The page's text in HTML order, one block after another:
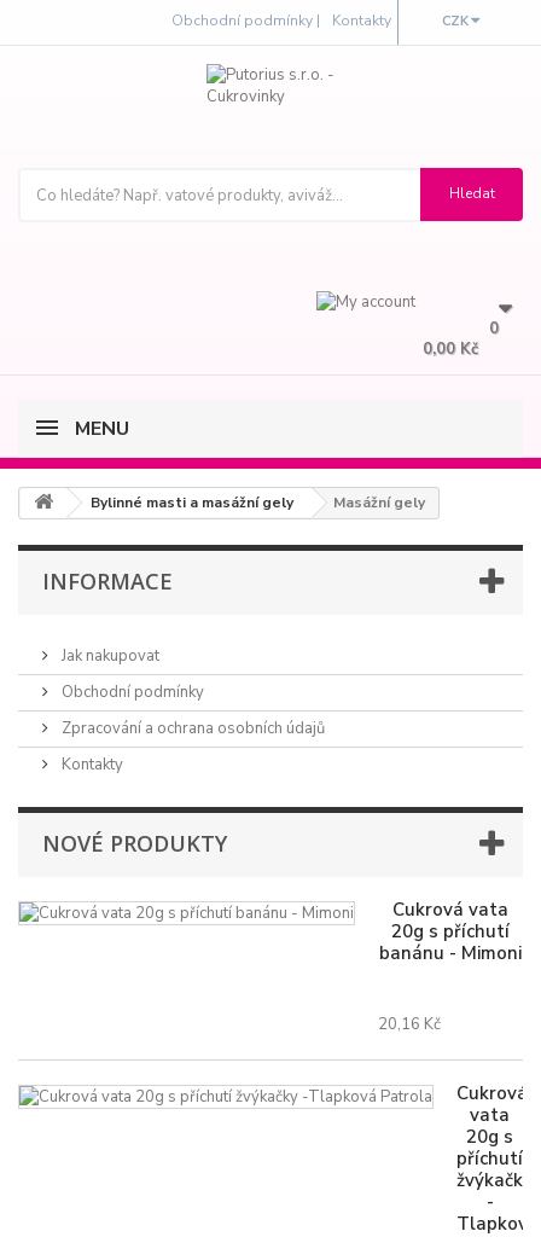
CZK
Kontakty
Obchodní podmínky |
0
0,00 Kč
MENU
Bylinné masti a masážní gely Masážní gely
INFORMACE
Jak nakupovat
Obchodní podmínky
Zpracování a ochrana osobních údajů
Kontakty
NOVÉ PRODUKTY
Cukrová vata
20g s příchutí
banánu - Mimoni
20,16 Kč
Cukrová
vata
20g s
příchutí
žvýkačky
-
Tlapková